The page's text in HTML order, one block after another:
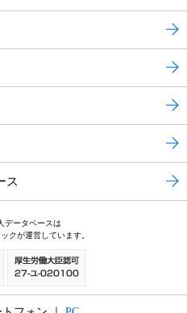
ス
データベースは
クが運営しています。